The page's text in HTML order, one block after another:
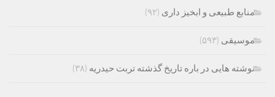
منابع طبیعی و ابخیز داری (۹۲)
موسیقی (۵۹۳)
نوشته هایی در باره تاریخ گذشته تربت حیدریه (۳۸)